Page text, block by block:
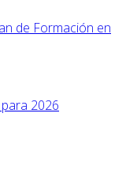
de Formación en
2026